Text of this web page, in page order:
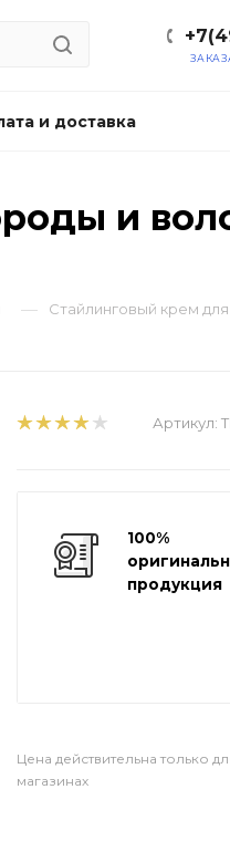
и доставка
и
— Cтайлинговый крем
Артикул:
100%
продукция
Цена действительна только
магазинах